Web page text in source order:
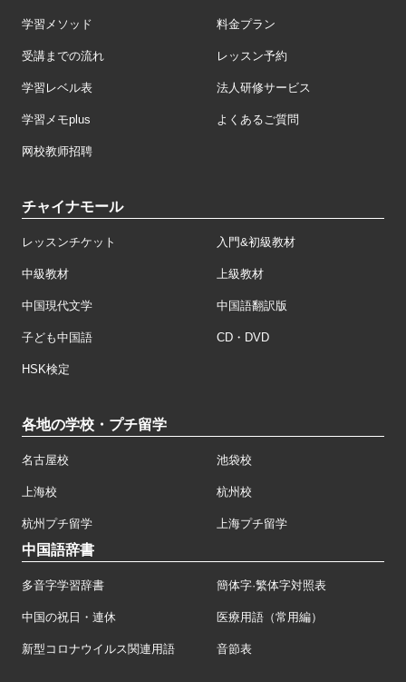
学習メソッド 料金プラン
受講までの流れ レッスン予約
学習レベル表 法人研修サービス
学習メモplus よくあるご質問
网校教师招聘
チャイナモール
レッスンチケット 入門&初級教材
中級教材 上級教材
中国現代文学 中国語翻訳版
子ども中国語 CD・DVD
HSK検定
各地の学校・プチ留学
名古屋校 池袋校
上海校 杭州校
杭州プチ留学 上海プチ留学
中国語辞書
多音字学習辞書 簡体字·繁体字対照表
中国の祝日・連休 医療用語（常用編）
新型コロナウイルス関連用語 音節表